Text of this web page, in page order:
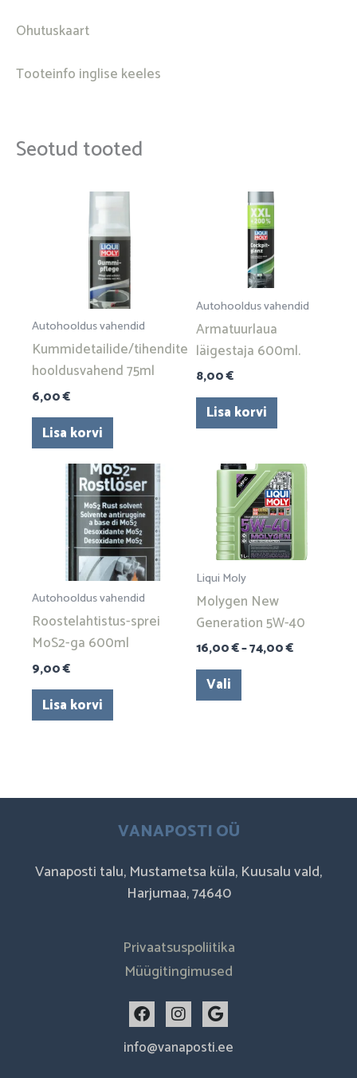
Ohutuskaart
Tooteinfo inglise keeles
Seotud tooted
Autohooldus vahendid
Kummidetailide/tihendite
hooldusvahend 75ml
6,00€
Lisa korvi
Autohooldus vahendid
Armatuurlaua
läigestaja 600ml.
8,00€
Lisa korvi
Autohooldus vahendid
Roostelahtistus-sprei
MoS2-ga 600ml
9,00€
Lisa korvi
Liqui Moly
Molygen New
Generation 5W-40
16,00€–74,00€
Vali
Sellel
tootel
on
mitu
varianti.
Valikuid
saab
teha
tootelehel.
VANAPOSTI OÜ
Vanaposti talu, Mustametsa küla, Kuusalu vald,
Harjumaa, 74640
Privaatsuspoliitika
Müügitingimused
F
a
c
e
I
n
s
t
G
o
o
g
info@vanaposti.ee